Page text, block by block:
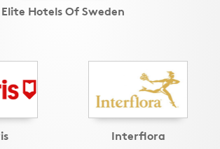
Elite Hotels Of Sweden
Interflora